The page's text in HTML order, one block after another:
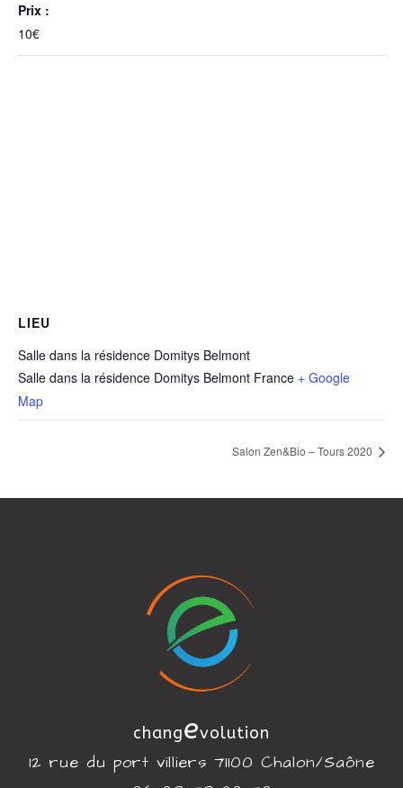
Prix :
10€
LIEU
Salle dans la résidence Domitys Belmont
Salle dans la résidence Domitys Belmont France + Google
Map
Salon Zen&Bio – Tours 2020
changevolution
12 rue du port villiers 71100 Chalon/Saône